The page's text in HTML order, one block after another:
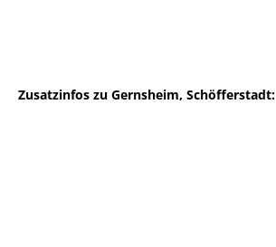
Zusatzinfos zu Gernsheim, Schöfferstadt: